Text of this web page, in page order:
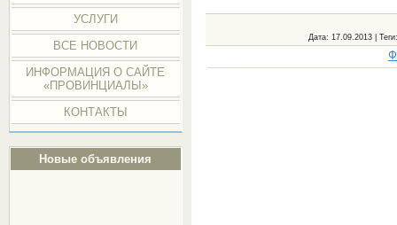
УСЛУГИ
ВСЕ НОВОСТИ
ИНФОРМАЦИЯ О САЙТЕ
«ПРОВИНЦИАЛЫ»
КОНТАКТЫ
Новые объявления
Дата: 17.09.2013 |Теги